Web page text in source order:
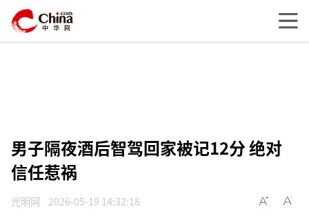
男子隔夜酒后智驾回家被记12分 绝对
信任惹祸
光明网 2026-05-19 14:32:18